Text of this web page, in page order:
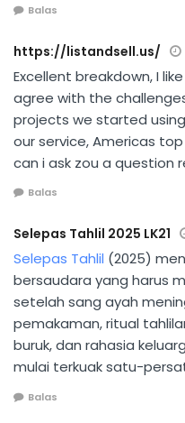
Balas
https://listandsell.us/
Excellent breakdown, I
agree with the
projects we started
our service, Americas
can i ask zou a question
Balas
Selepas Tahlil 2025 LK21
Selepas Tahlil (2025)
bersaudara yang harus
setelah sang ayah
pemakaman, ritual
buruk, dan rahasia
mulai terkuak satu-
Balas